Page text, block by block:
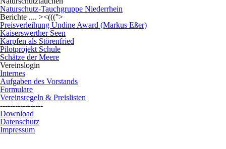
Naturschutz-Tauchgruppe Niederrhein
Berichte .... ><(((°>
Preisverleihung Undine Award (Markus Eßer)
Kaiserswerther Seen
Karpfen als Störenfried
Pilotprojekt Schule
Schätze der Meere
Vereinslogin
Internes
Aufgaben des Vorstands
Formulare
Vereinsregeln & Preislisten
-----------------
Download
Datenschutz
Impressum